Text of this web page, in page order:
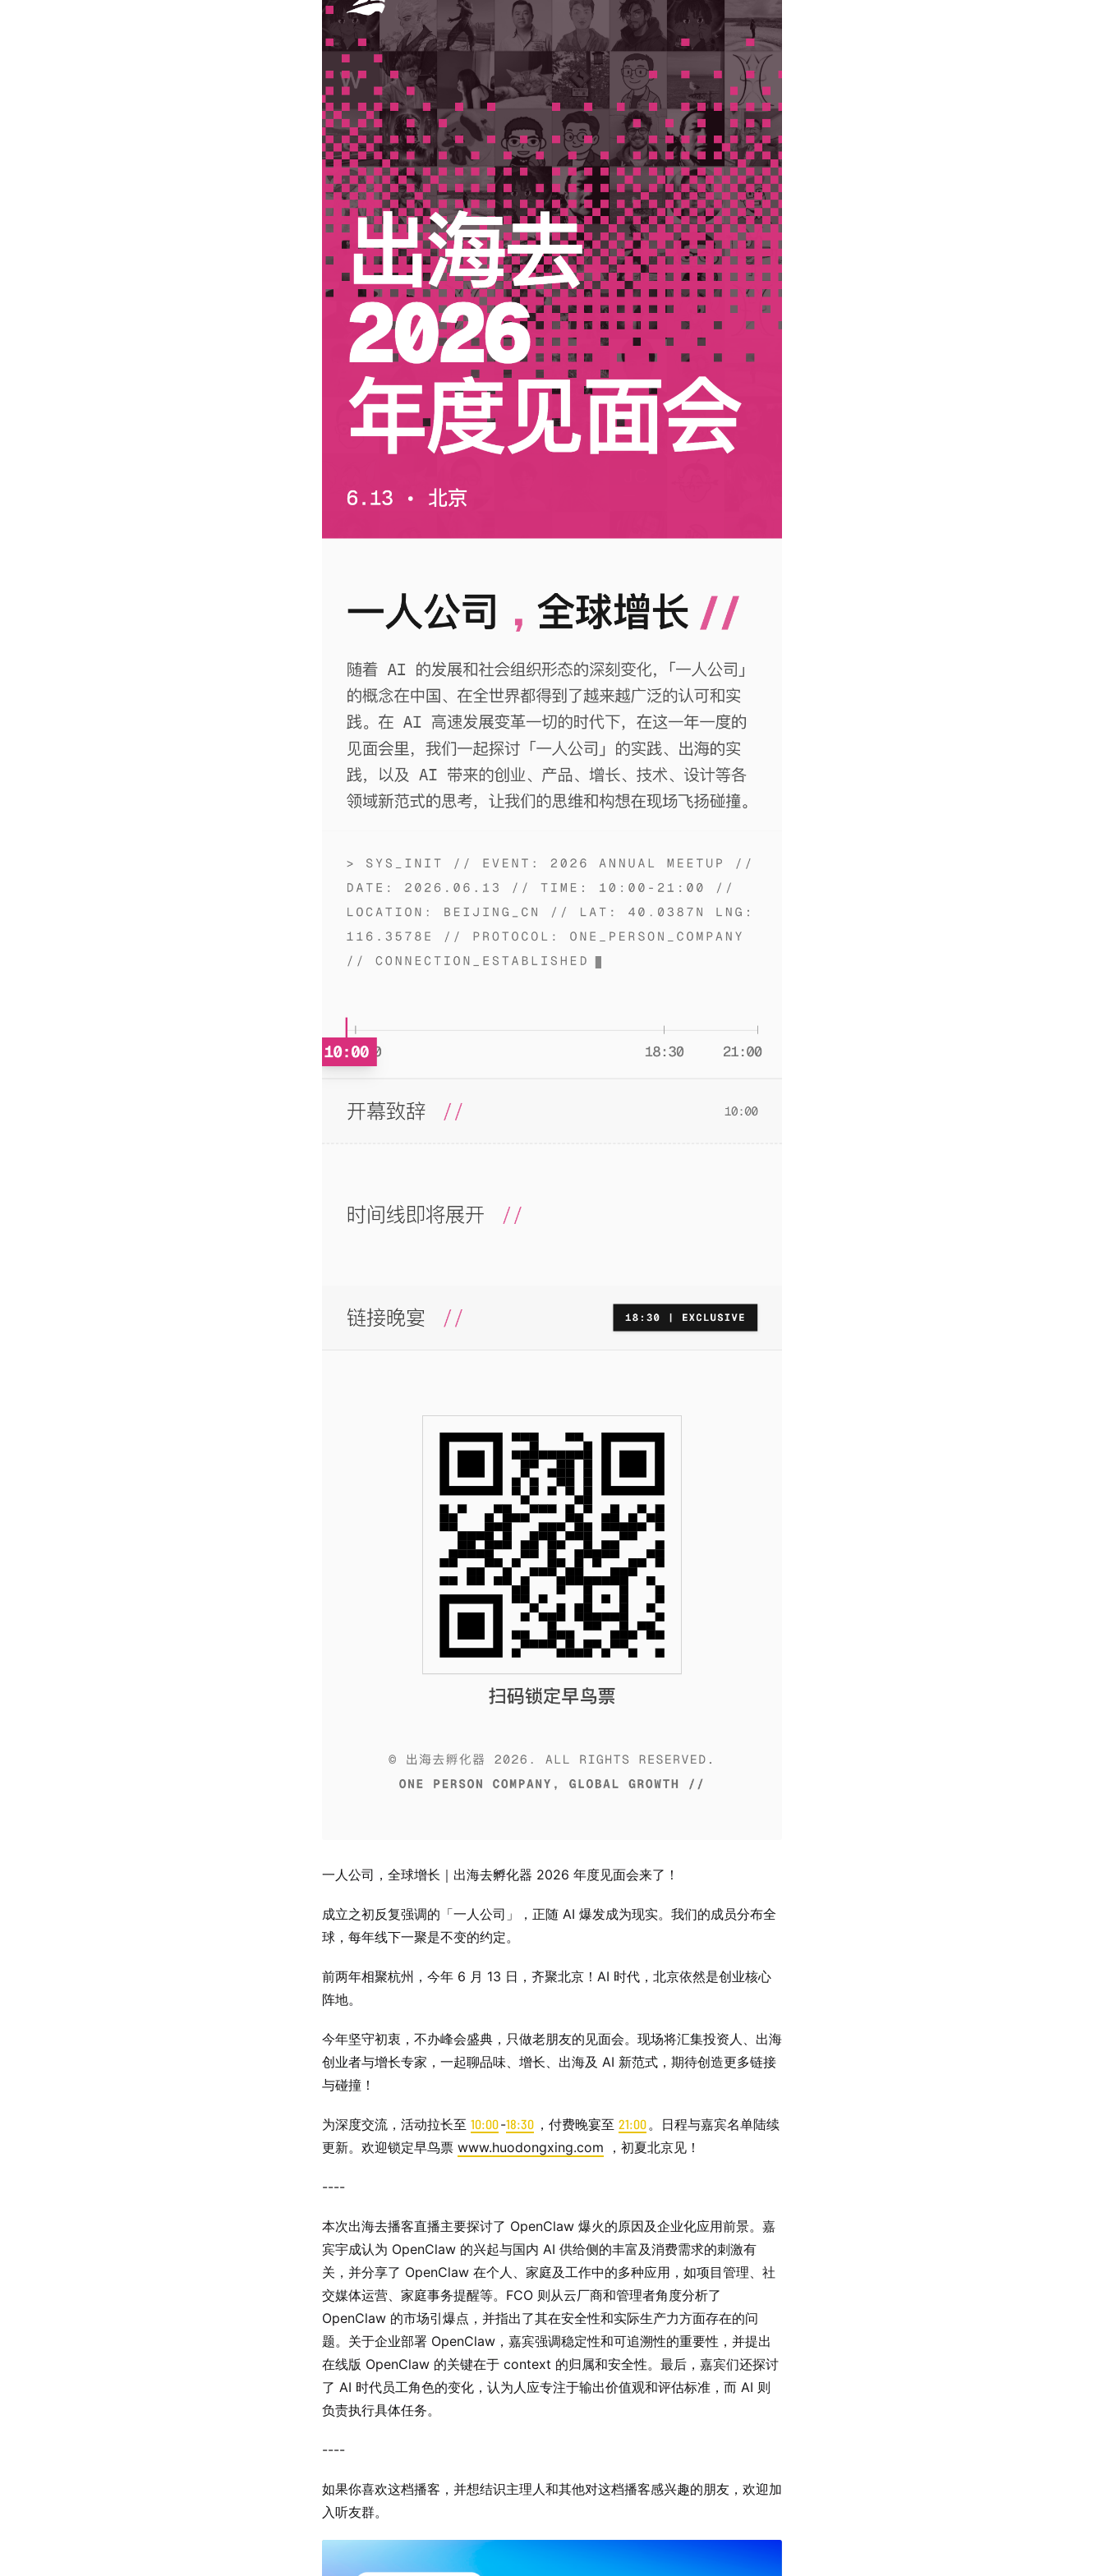
一人公司，全球增长｜出海去孵化器 2026 年度见面会来了！
成立之初反复强调的「一人公司」，正随 AI 爆发成为现实。我们的成员分布全
球，每年线下一聚是不变的约定。
前两年相聚杭州，今年 6 月 13 日，齐聚北京！AI 时代，北京依然是创业核心
阵地。
今年坚守初衷，不办峰会盛典，只做老朋友的见面会。现场将汇集投资人、出海
创业者与增长专家，一起聊品味、增长、出海及 AI 新范式，期待创造更多链接
与碰撞！
为深度交流，活动拉长至 10:00-18:30 ，付费晚宴至 21:00 。日程与嘉宾名单陆续
更新。欢迎锁定早鸟票 www.huodongxing.com ，初夏北京见！
----
本次出海去播客直播主要探讨了 OpenClaw 爆火的原因及企业化应用前景。嘉
宾宇成认为 OpenClaw 的兴起与国内 AI 供给侧的丰富及消费需求的刺激有
关，并分享了 OpenClaw 在个人、家庭及工作中的多种应用，如项目管理、社
交媒体运营、家庭事务提醒等。FCO 则从云厂商和管理者角度分析了
OpenClaw 的市场引爆点，并指出了其在安全性和实际生产力方面存在的问
题。关于企业部署 OpenClaw，嘉宾强调稳定性和可追溯性的重要性，并提出
在线版 OpenClaw 的关键在于 context 的归属和安全性。最后，嘉宾们还探讨
了 AI 时代员工角色的变化，认为人应专注于输出价值观和评估标准，而 AI 则
负责执行具体任务。
----
如果你喜欢这档播客，并想结识主理人和其他对这档播客感兴趣的朋友，欢迎加
入听友群。